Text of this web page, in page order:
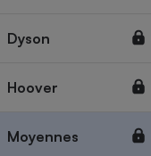
Dyson
Hoover
Moyennes